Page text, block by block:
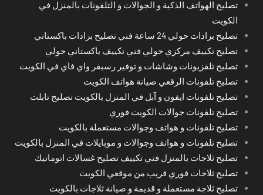
تصليح الهواتف الذكية و الجوالات و التلفونات بالمنزل في
الكويت
تصليح برادات حولي 24 ساعة فني تصليح برادات باكستاني
تصليح تكييف مركزي حولي فني تكييف باكستاني حولي
تصليح تلفزيونات وشاشات و توفير رسيفر واي فاي في الكويت
تصليح تلفونات الرقعي صيانة هواتف الكويت
تصليح تلفونات ايفون و آبل في المنزل بالكويت تصليح تابلت
تصليح تلفونات جوالات الكويت فوري
تصليح تلفونات و هواتف وجوالات مستعملة بالكويت
تصليح تلفونات و هواتف وجوالات و موبايلات في المنزل بالكويت
تصليح ثلاجات بالمنزل فني تكييف تصليح غسالات اتوماتيك
تصليح ثلاجات فوري قريب من موقعي الكويت
تصليح ثلاجة مستعملة و قديمة و صيانة ثلاجات بالكويت